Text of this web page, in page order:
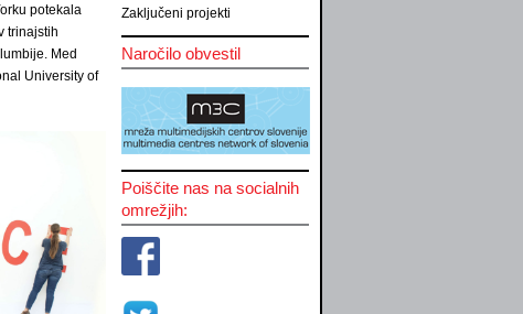
potekala
trinajstih
Med
University of
Zaključeni projekti
Naročilo obvestil
Poiščite nas na socialnih
omrežjih: